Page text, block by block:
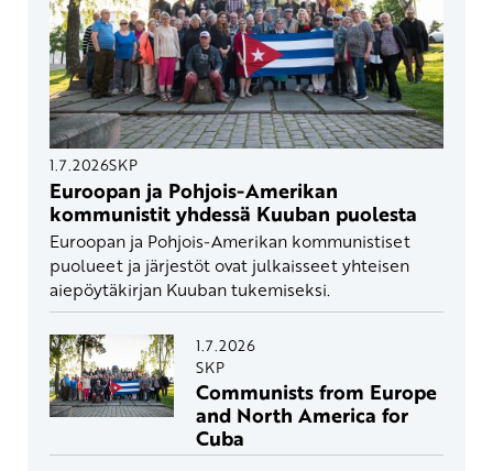
1.7.2026SKP
Euroopan ja Pohjois-Amerikan
kommunistit yhdessä Kuuban puolesta
Euroopan ja Pohjois-Amerikan kommunistiset
puolueet ja järjestöt ovat julkaisseet yhteisen
aiepöytäkirjan Kuuban tukemiseksi.
1.7.2026
SKP
Communists from Europe
and North America for
Cuba